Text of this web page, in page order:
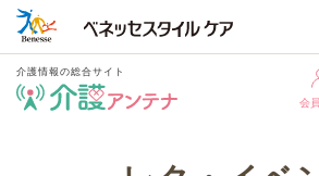
介護情報の総合サイト
会
会